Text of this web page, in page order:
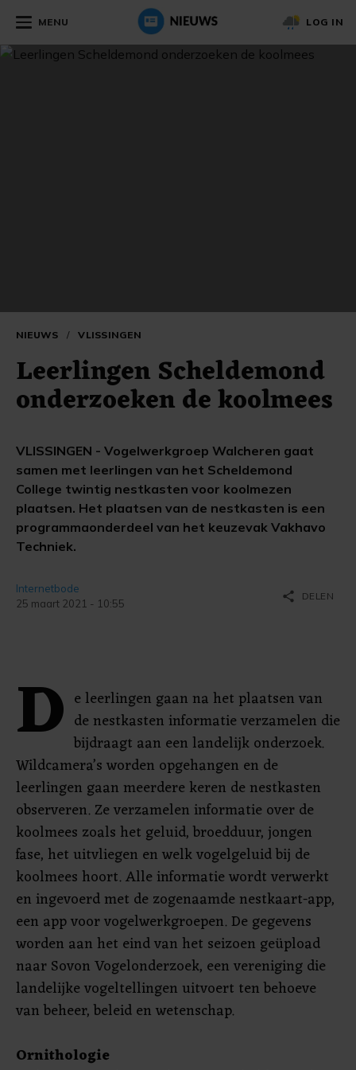
MENU LOG IN
NIEUWS / VLISSINGEN
Leerlingen Scheldemond
onderzoeken de koolmees
VLISSINGEN - Vogelwerkgroep Walcheren gaat
samen met leerlingen van het Scheldemond
College twintig nestkasten voor koolmezen
plaatsen. Het plaatsen van de nestkasten is een
programmaonderdeel van het keuzevak Vakhavo
Techniek.
Internetbode
25 maart 2021 - 10:55
share DELEN
D e leerlingen gaan na het plaatsen van
de nestkasten informatie verzamelen die
bijdraagt aan een landelijk onderzoek.
Wildcamera’s worden opgehangen en de
leerlingen gaan meerdere keren de nestkasten
observeren. Ze verzamelen informatie over de
koolmees zoals het geluid, broedduur, jongen
fase, het uitvliegen en welk vogelgeluid bij de
koolmees hoort. Alle informatie wordt verwerkt
en ingevoerd met de zogenaamde nestkaart-app,
een app voor vogelwerkgroepen. De gegevens
worden aan het eind van het seizoen geüpload
naar Sovon Vogelonderzoek, een vereniging die
landelijke vogeltellingen uitvoert ten behoeve
van beheer, beleid en wetenschap.
Ornithologie